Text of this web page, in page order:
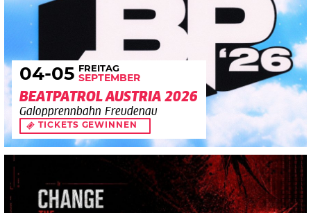
04-05 FREITAG
SEPTEMBER
BEATPATROL AUSTRIA 2026
Galopprennbahn Freudenau
TICKETS GEWINNEN